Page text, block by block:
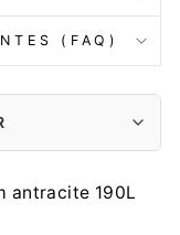
(FAQ)
Z O.O.
antracite 190L